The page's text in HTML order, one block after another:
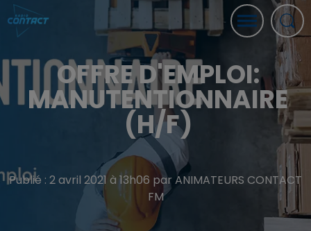
OFFRE D'EMPLOI:
MANUTENTIONNAIRE
(H/F)
Publié : 2 avril 2021 à 13h06 par ANIMATEURS CONTACT
FM